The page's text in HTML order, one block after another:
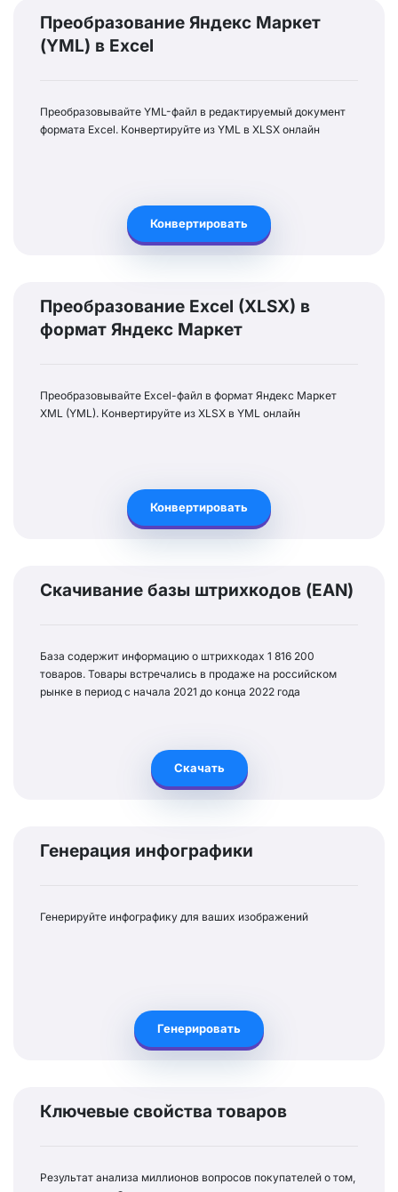
Преобразование Яндекс Маркет
(YML) в Excel
Преобразовывайте YML-файл в редактируемый документ
формата Excel. Конвертируйте из YML в XLSX онлайн
Конвертировать
Преобразование Excel (XLSX) в
формат Яндекс Маркет
Преобразовывайте Excel-файл в формат Яндекс Маркет
XML (YML). Конвертируйте из XLSX в YML онлайн
Конвертировать
Скачивание базы штрихкодов (EAN)
База содержит информацию о штрихкодах 1 816 200
товаров. Товары встречались в продаже на российском
рынке в период с начала 2021 до конца 2022 года
Скачать
Генерация инфографики
Генерируйте инфографику для ваших изображений
Генерировать
Ключевые свойства товаров
Результат анализа миллионов вопросов покупателей о том,